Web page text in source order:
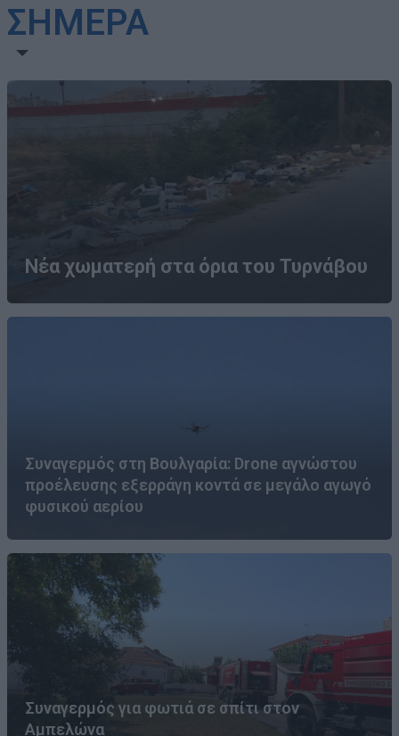
ΣΗΜΕΡΑ
Νέα χωματερή στα όρια του Τυρνάβου
Συναγερμός στη Βουλγαρία: Drone αγνώστου
προέλευσης εξερράγη κοντά σε μεγάλο αγωγό
φυσικού αερίου
Συναγερμός για φωτιά σε σπίτι στον
Αμπελώνα